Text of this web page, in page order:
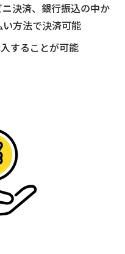
決済、銀行振込の中か
方法で決済可能
することが可能